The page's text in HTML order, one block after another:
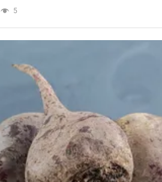
5